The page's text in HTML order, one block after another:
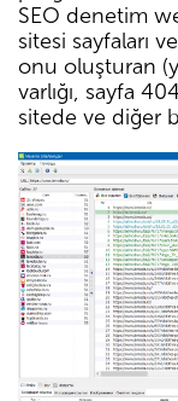
SEO denetim
sitesi sayfaları
onu oluşturan
varlığı, sayfa
sitede ve diğer